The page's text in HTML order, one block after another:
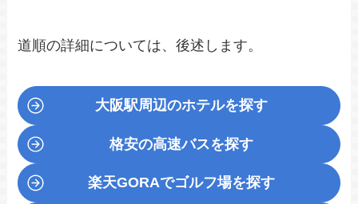
道順の詳細については、後述します。
大阪駅周辺のホテルを探す
格安の高速バスを探す
楽天GORAでゴルフ場を探す